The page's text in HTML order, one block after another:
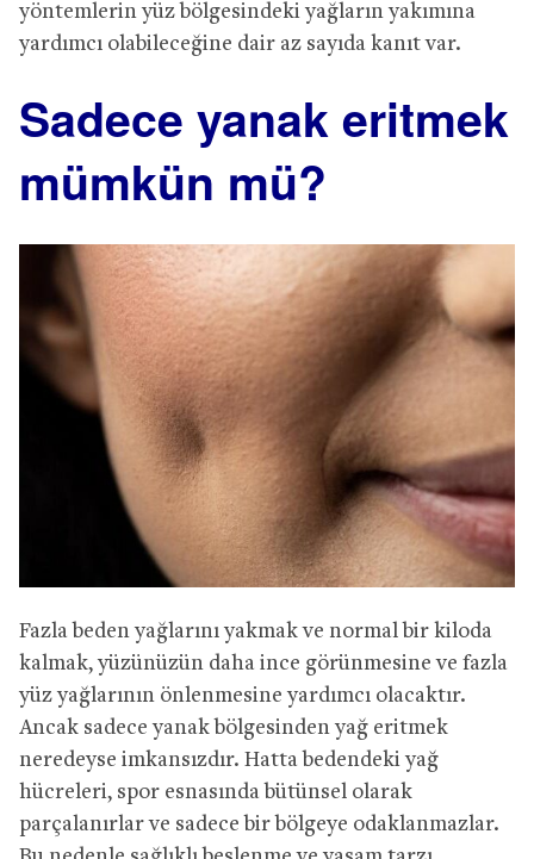
yöntemlerin yüz bölgesindeki yağların yakımına
yardımcı olabileceğine dair az sayıda kanıt var.
Sadece yanak eritmek
mümkün mü?
Fazla beden yağlarını yakmak ve normal bir kiloda
kalmak, yüzünüzün daha ince görünmesine ve fazla
yüz yağlarının önlenmesine yardımcı olacaktır.
Ancak sadece yanak bölgesinden yağ eritmek
neredeyse imkansızdır. Hatta bedendeki yağ
hücreleri, spor esnasında bütünsel olarak
parçalanırlar ve sadece bir bölgeye odaklanmazlar.